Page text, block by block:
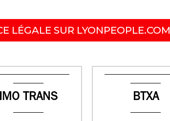
LÉGALE SUR LYONPEOPLE.COM
IMO TRANS BTXA